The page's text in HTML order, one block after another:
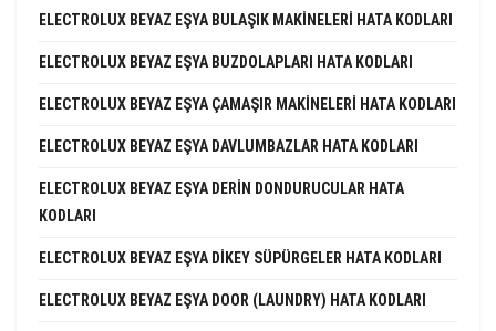
ELECTROLUX BEYAZ EŞYA BULAŞIK MAKINELERI HATA KODLARI
ELECTROLUX BEYAZ EŞYA BUZDOLAPLARI HATA KODLARI
ELECTROLUX BEYAZ EŞYA ÇAMAŞIR MAKINELERI HATA KODLARI
ELECTROLUX BEYAZ EŞYA DAVLUMBAZLAR HATA KODLARI
ELECTROLUX BEYAZ EŞYA DERIN DONDURUCULAR HATA
KODLARI
ELECTROLUX BEYAZ EŞYA DIKEY SÜPÜRGELER HATA KODLARI
ELECTROLUX BEYAZ EŞYA DOOR (LAUNDRY) HATA KODLARI